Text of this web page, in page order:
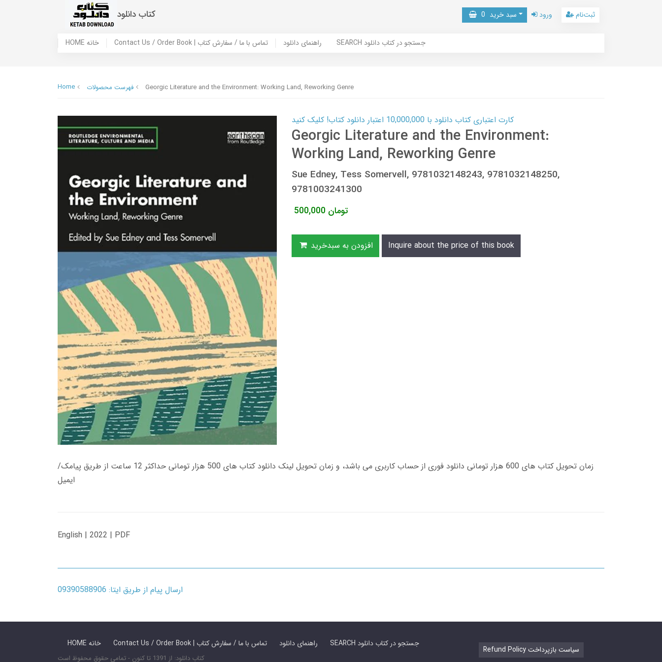
کتاب دانلود سبد خرید 0 ورود ثبت‌نام
HOME خانه Contact Us / Order Book | تماس با ما / سفارش کتاب راهنمای دانلود SEARCH جستجو در کتاب دانلود
Home فهرست محصولات Georgic Literature and the Environment: Working Land, Reworking Genre
کارت اعتباری کتاب دانلود با 10,000,000 اعتبار دانلود کتاب! کلیک کنید
Georgic Literature and the Environment:
Working Land, Reworking Genre
Sue Edney, Tess Somervell, 9781032148243, 9781032148250,
9781003241300
500,000 تومان
افزودن به سبدخرید Inquire about the price of this book
زمان تحویل کتاب های 600 هزار تومانی دانلود فوری از حساب کاربری می باشد، و زمان تحویل لینک دانلود کتاب های 500 هزار تومانی حداکثر 12 ساعت از طریق پیامک/
ایمیل
English | 2022 | PDF
ارسال پیام از طریق ایتا: 09390588906
HOME خانه Contact Us / Order Book | تماس با ما / سفارش کتاب راهنمای دانلود SEARCH جستجو در کتاب دانلود
کتاب دانلود: از 1391 تا کنون - تمامی حقوق محفوظ است
Refund Policy سیاست بازپرداخت